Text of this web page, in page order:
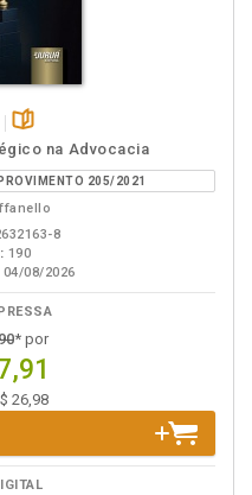
páginasna Advocacia
205/2021
8
190
04/08/2026
* por
26,98